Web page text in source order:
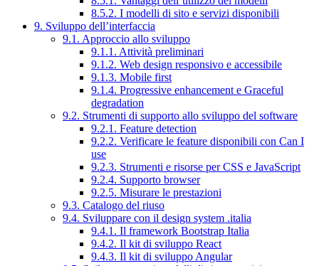
8.5.2. I modelli di sito e servizi disponibili
9. Sviluppo dell’interfaccia
9.1. Approccio allo sviluppo
9.1.1. Attività preliminari
9.1.2. Web design responsivo e accessibile
9.1.3. Mobile first
9.1.4. Progressive enhancement e Graceful
degradation
9.2. Strumenti di supporto allo sviluppo del software
9.2.1. Feature detection
9.2.2. Verificare le feature disponibili con Can I
use
9.2.3. Strumenti e risorse per CSS e JavaScript
9.2.4. Supporto browser
9.2.5. Misurare le prestazioni
9.3. Catalogo del riuso
9.4. Sviluppare con il design system .italia
9.4.1. Il framework Bootstrap Italia
9.4.2. Il kit di sviluppo React
9.4.3. Il kit di sviluppo Angular